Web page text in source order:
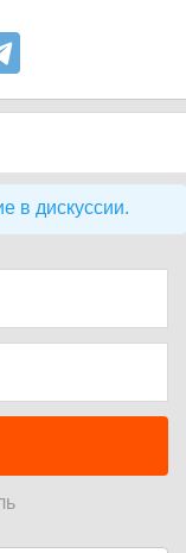
в дискуссии.